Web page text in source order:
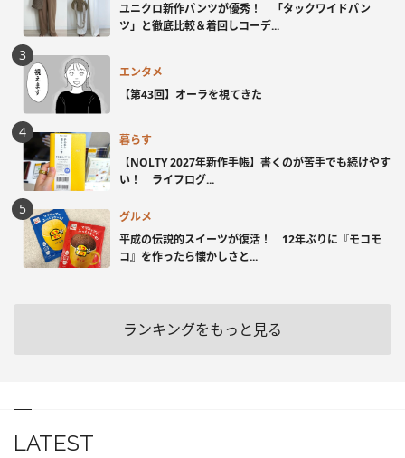
ユニクロ新作パンツが優秀！ 「タックワイドパン
ツ」と徹底比較＆着回しコーデ...
エンタメ
【第43回】オーラを視てきた
暮らす
【NOLTY 2027年新作手帳】書くのが苦手でも続けやす
い！ ライフログ...
グルメ
平成の伝説的スイーツが復活！ 12年ぶりに『モコモ
コ』を作ったら懐かしさと...
ランキングをもっと見る
LATEST